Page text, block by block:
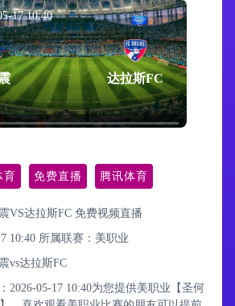
17 10:40
达拉斯FC
育 免费直播 腾讯体育
VS达拉斯FC 免费视频直播
10:40 所属联赛： 美职业
vs达拉斯FC
2026-05-17 10:40为您提供美职业【圣何